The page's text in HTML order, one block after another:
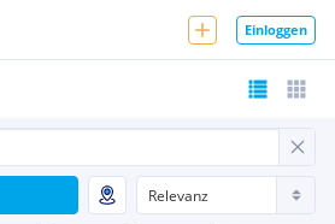
Einloggen